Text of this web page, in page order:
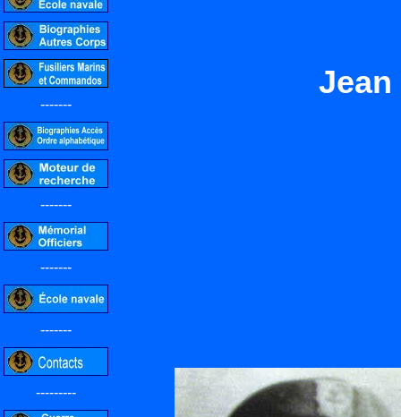
-------
-------
-------
-------
---------
Jean